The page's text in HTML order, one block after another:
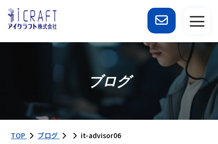
ブログ
TOP ブログ it-advisor06